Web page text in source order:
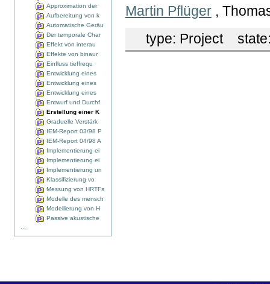
Approximation der
Aufbereitung von k
Automatische Geräu
Der temporale Char
Effekt von interau
Effekte von binaur
Einfluss tieffrequ
Entwicklung eines
Entwicklung eines
Entwicklung eines
Entwurf und Durchf
Erstellung einer K
Graduelle Verstärk
IEM-Report 03/98 P
IEM-Report 04/98 A
Implementierung ei
Implementierung ei
Implementierung un
Klassifizierung vo
Messung von HRTFs
Modelle des mensch
Modellierung von H
Passive akustische
Martin Pflüger,
type: Project